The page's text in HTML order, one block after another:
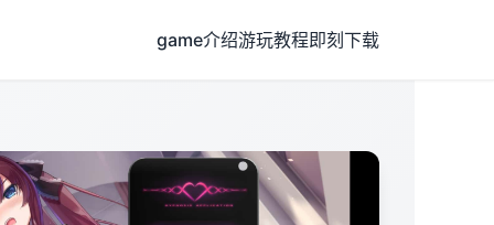
game介绍游玩教程即刻下载